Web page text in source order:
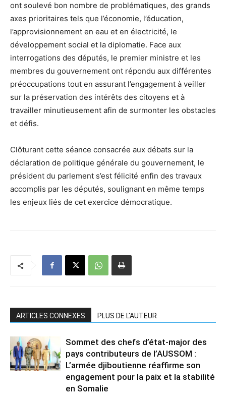
ont soulevé bon nombre de problématiques, des grands
axes prioritaires tels que l’économie, l’éducation,
l’approvisionnement en eau et en électricité, le
développement social et la diplomatie. Face aux
interrogations des députés, le premier ministre et les
membres du gouvernement ont répondu aux différentes
préoccupations tout en assurant l’engagement à veiller
sur la préservation des intérêts des citoyens et à
travailler minutieusement afin de surmonter les obstacles
et défis.
Clôturant cette séance consacrée aux débats sur la
déclaration de politique générale du gouvernement, le
président du parlement s’est félicité enfin des travaux
accomplis par les députés, soulignant en même temps
les enjeux liés de cet exercice démocratique.
ARTICLES CONNEXES PLUS DE L'AUTEUR
Sommet des chefs d’état-major des
pays contributeurs de l’AUSSOM :
L’armée djiboutienne réaffirme son
engagement pour la paix et la stabilité
en Somalie